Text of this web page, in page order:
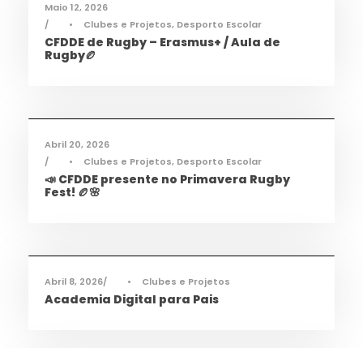
Maio 12, 2026
•
Clubes e Projetos, Desporto Escolar
CFDDE de Rugby – Erasmus+ / Aula de
Rugby🏉
Abril 20, 2026
•
Clubes e Projetos, Desporto Escolar
📣 CFDDE presente no Primavera Rugby
Fest! 🏉🌸
Abril 8, 2026 • Clubes e Projetos
Academia Digital para Pais